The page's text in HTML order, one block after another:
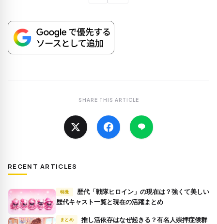
SHARE THIS ARTICLE
RECENT ARTICLES
特撮
歴代キャスト一覧と現在の活躍まとめ
まとめ
推し活依存はなぜ起きる？有名人崇拝症候群